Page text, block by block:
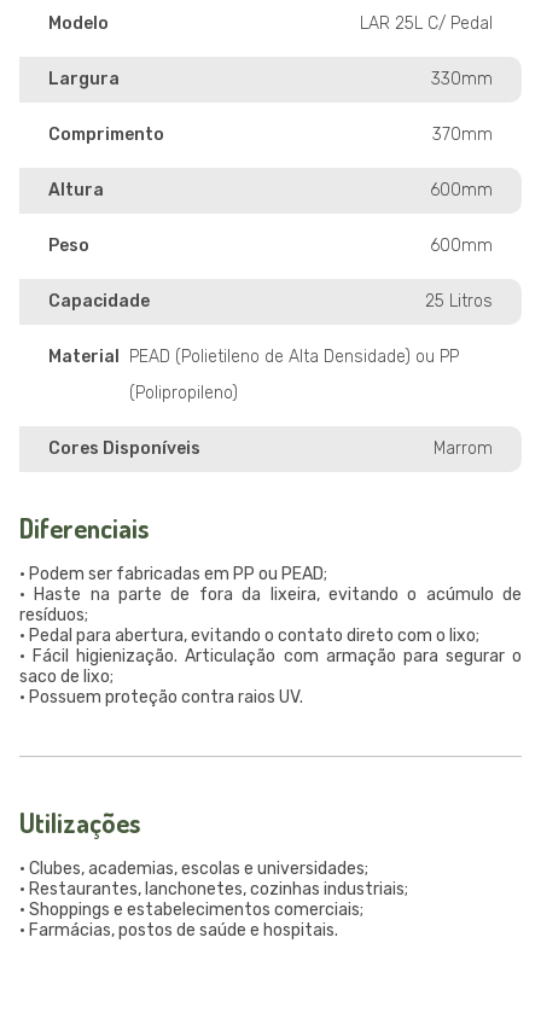
Modelo LAR 25L C/ Pedal
Largura 330mm
Comprimento 370mm
Altura 600mm
Peso 600mm
Capacidade 25 Litros
Material
PEAD (Polietileno de Alta Densidade) ou PP
(Polipropileno)
Cores Disponíveis Marrom
Diferenciais
• Podem ser fabricadas em PP ou PEAD;
• Haste na parte de fora da lixeira, evitando o acúmulo de
resíduos;
• Pedal para abertura, evitando o contato direto com o lixo;
• Fácil higienização. Articulação com armação para segurar o
saco de lixo;
• Possuem proteção contra raios UV.
Utilizações
• Clubes, academias, escolas e universidades;
• Restaurantes, lanchonetes, cozinhas industriais;
• Shoppings e estabelecimentos comerciais;
• Farmácias, postos de saúde e hospitais.